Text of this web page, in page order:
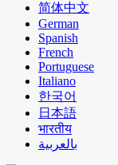
简体中文
German
Spanish
French
Portuguese
Italiano
한국어
日本語
भारतीय
بالعربية